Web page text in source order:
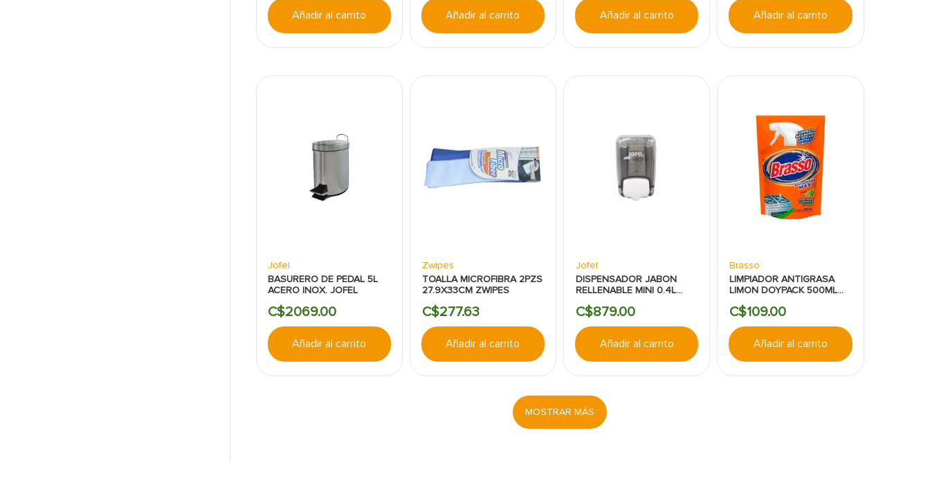
Añadir al carrito Añadir al carrito Añadir al carrito Añadir al carrito
Jofel
BASURERO DE PEDAL 5L
ACERO INOX. JOFEL
C$2069.00
Añadir al carrito
Zwipes
TOALLA MICROFIBRA 2PZS
27.9X33CM ZWIPES
C$277.63
Añadir al carrito
Jofel
DISPENSADOR JABON
RELLENABLE MINI 0.4L
C$879.00
Añadir al carrito
Brasso
LIMPIADOR ANTIGRASA
LIMON DOYPACK 500ML
C$109.00
Añadir al carrito
MOSTRAR MÁS